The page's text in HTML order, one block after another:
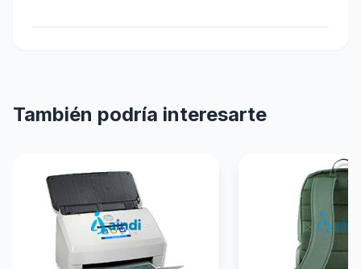
También podría interesarte